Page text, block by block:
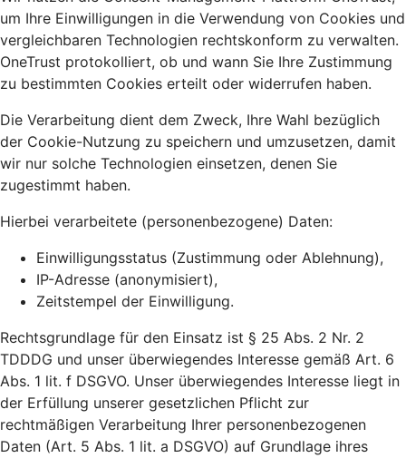
um Ihre Einwilligungen in die Verwendung von Cookies und
vergleichbaren Technologien rechtskonform zu verwalten.
OneTrust protokolliert, ob und wann Sie Ihre Zustimmung
zu bestimmten Cookies erteilt oder widerrufen haben.
Die Verarbeitung dient dem Zweck, Ihre Wahl bezüglich
der Cookie-Nutzung zu speichern und umzusetzen, damit
wir nur solche Technologien einsetzen, denen Sie
zugestimmt haben.
Hierbei verarbeitete (personenbezogene) Daten:
Einwilligungsstatus (Zustimmung oder Ablehnung),
IP-Adresse (anonymisiert),
Zeitstempel der Einwilligung.
Rechtsgrundlage für den Einsatz ist § 25 Abs. 2 Nr. 2
TDDDG und unser überwiegendes Interesse gemäß Art. 6
Abs. 1 lit. f DSGVO. Unser überwiegendes Interesse liegt in
der Erfüllung unserer gesetzlichen Pflicht zur
rechtmäßigen Verarbeitung Ihrer personenbezogenen
Daten (Art. 5 Abs. 1 lit. a DSGVO) auf Grundlage ihres